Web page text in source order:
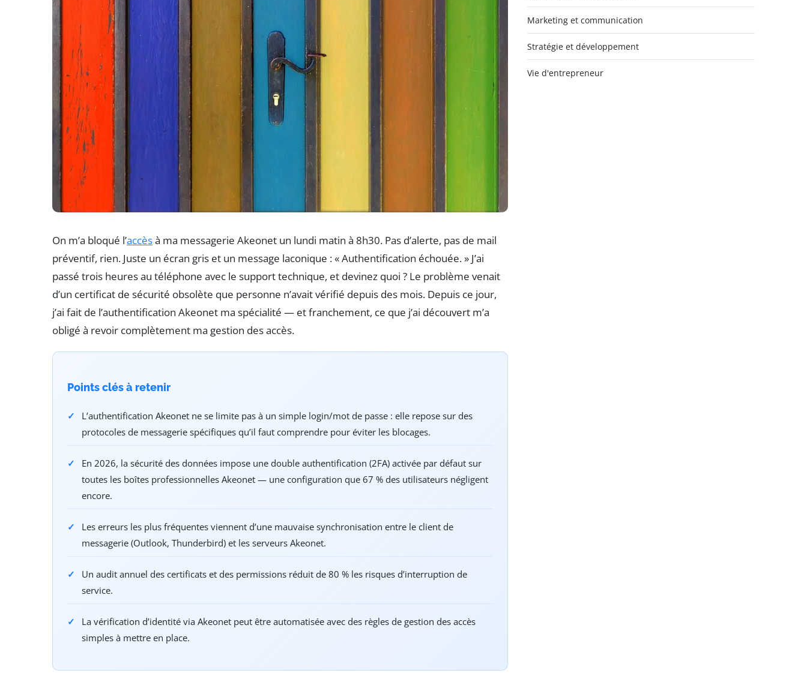
On m’a bloqué l’accèsà ma messagerie Akeonet un lundi matin à 8h30. Pas d’alerte, pas de mail
préventif, rien. Juste un écran gris et un message laconique : « Authentification échouée. » J’ai
passé trois heures au téléphone avec le support technique, et devinez quoi ? Le problème venait
d’un certificat de sécurité obsolète que personne n’avait vérifié depuis des mois. Depuis ce jour,
j’ai fait de l’authentification Akeonet ma spécialité — et franchement, ce que j’ai découvert m’a
obligé à revoir complètement ma gestion des accès.
Points clés à retenir
L’authentification Akeonet ne se limite pas à un simple login/mot de passe : elle repose sur des
protocoles de messagerie spécifiques qu’il faut comprendre pour éviter les blocages.
En 2026, la sécurité des données impose une double authentification (2FA) activée par défaut sur
toutes les boîtes professionnelles Akeonet — une configuration que 67 % des utilisateurs négligent
encore.
Les erreurs les plus fréquentes viennent d’une mauvaise synchronisation entre le client de
messagerie (Outlook, Thunderbird) et les serveurs Akeonet.
Un audit annuel des certificats et des permissions réduit de 80 % les risques d’interruption de
service.
La vérification d’identité via Akeonet peut être automatisée avec des règles de gestion des accès
simples à mettre en place.
Marketing et communication
Stratégie et développement
Vie d'entrepreneur